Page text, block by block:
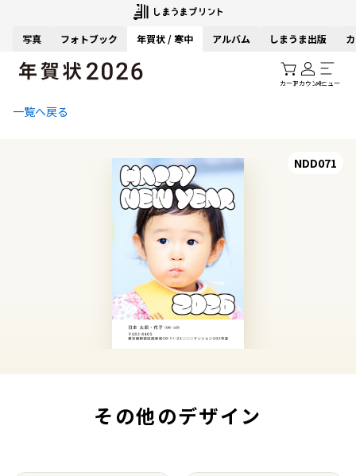
写真 フォトブック 年賀状 / 寒中 アルバム しまうま出版
カートアカウントメニュー
一覧へ戻る
NDD071
その他のデザイン